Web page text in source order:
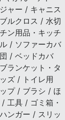
ャー / キャニス
ルクロス / 水切
ン用品・キッチ
/ ソファーカバ
/ ベッドカバ
ランケット・タ
ズ / トイレ用
プ / ブラシ / ほ
工具 / ゴミ箱・
ンガー / スリッ